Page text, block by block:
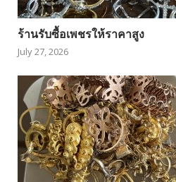
ร้านรับซื้อเพชรให้ราคาสูง
July 27, 2026